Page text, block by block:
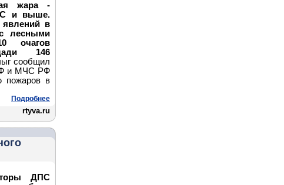
жара -
и выше.
явлений в
с лесными
очагов
146
сообщил
и МЧС РФ
пожаров в
Подробнее
rtyva.ru
ДПС